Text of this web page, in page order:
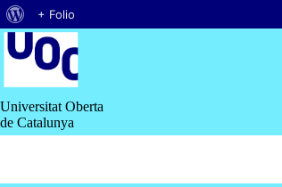
Saltar
al
contenido
Universitat Oberta
de Catalunya
Acerca
de
WordPress
+ Folio